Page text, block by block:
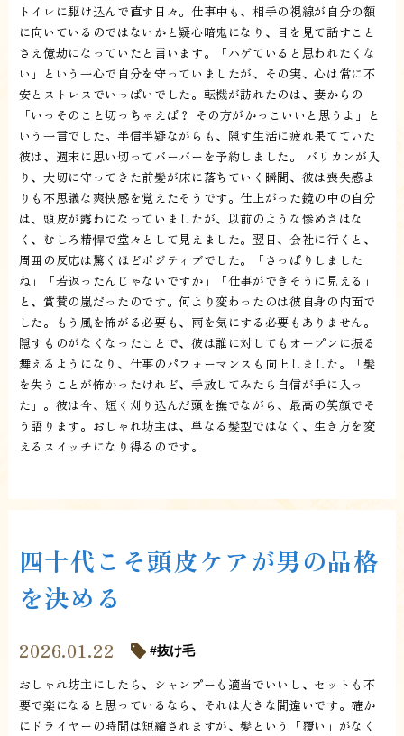
トイレに駆け込んで直す日々。仕事中も、相手の視線が自分の額
に向いているのではないかと疑心暗鬼になり、目を見て話すこと
さえ億劫になっていたと言います。「ハゲていると思われたくな
い」という一心で自分を守っていましたが、その実、心は常に不
安とストレスでいっぱいでした。転機が訪れたのは、妻からの
「いっそのこと切っちゃえば？ その方がかっこいいと思うよ」と
いう一言でした。半信半疑ながらも、隠す生活に疲れ果てていた
彼は、週末に思い切ってバーバーを予約しました。 バリカンが入
り、大切に守ってきた前髪が床に落ちていく瞬間、彼は喪失感よ
りも不思議な爽快感を覚えたそうです。仕上がった鏡の中の自分
は、頭皮が露わになっていましたが、以前のような惨めさはな
く、むしろ精悍で堂々として見えました。翌日、会社に行くと、
周囲の反応は驚くほどポジティブでした。「さっぱりしました
ね」「若返ったんじゃないですか」「仕事ができそうに見える」
と、賞賛の嵐だったのです。何より変わったのは彼自身の内面で
した。もう風を怖がる必要も、雨を気にする必要もありません。
隠すものがなくなったことで、彼は誰に対してもオープンに振る
舞えるようになり、仕事のパフォーマンスも向上しました。「髪
を失うことが怖かったけれど、手放してみたら自信が手に入っ
た」。彼は今、短く刈り込んだ頭を撫でながら、最高の笑顔でそ
う語ります。おしゃれ坊主は、単なる髪型ではなく、生き方を変
えるスイッチになり得るのです。
四十代こそ頭皮ケアが男の品格
を決める
2026.01.22 抜け毛
おしゃれ坊主にしたら、シャンプーも適当でいいし、セットも不
要で楽になると思っているなら、それは大きな間違いです。確か
にドライヤーの時間は短縮されますが、髪という「覆い」がなく